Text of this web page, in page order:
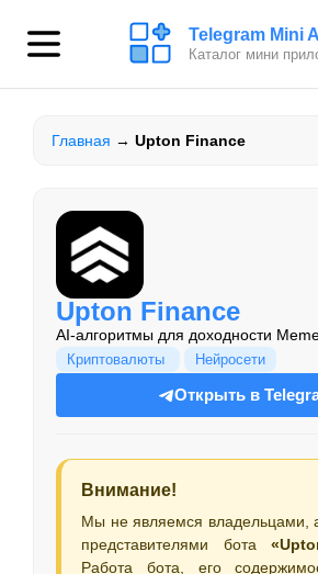
Telegram Mini
Каталог мини
Главная → Upton Finance
Upton Finance
AI-алгоритмы для доходности
Криптовалюты Нейросети
Открыть в
Внимание!
Мы не являемся владельцами,
представителями бота
Работа бота, его